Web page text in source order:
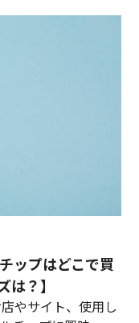
ップはどこで買
？】
やサイト、使用し